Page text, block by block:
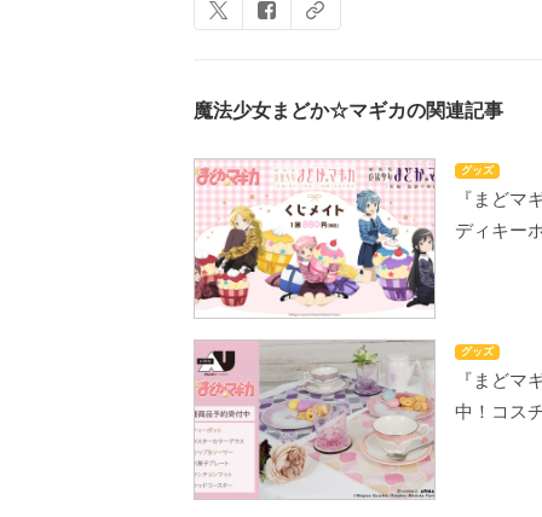
魔法少女まどか☆マギカの関連記事
グッズ
『まどマ
ディキー
グッズ
『まどマ
中！コス